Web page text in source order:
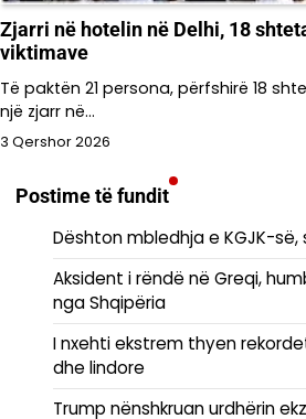
Zjarri në hotelin në Delhi, 18
viktimave
Të paktën 21 persona, përfshirë 18
një zjarr në…
3 Qershor 2026
Postime të fundit
Dështon mbledhja e KGJK-së,
Aksident i rëndë në Greqi,
nga Shqipëria
I nxehti ekstrem thyen
dhe lindore
Trump nënshkruan urdhërin